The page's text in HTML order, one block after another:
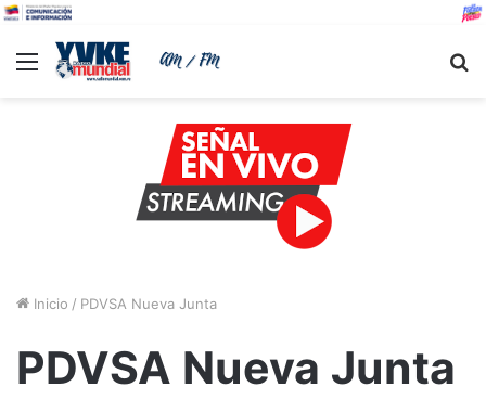
Menu
Inicio / PDVSA Nueva Junta
PDVSA Nueva Junta